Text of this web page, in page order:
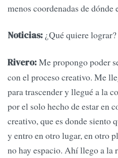
menos coordenadas de dónde
Noticias: ¿Qué quiere lograr?
Rivero:Me propongo poder
con el proceso creativo. Me
para trascender y llegué a la
por el solo hecho de estar en
creativo, que es donde siento
y entro en otro lugar, en otro
no hay espacio. Ahí llego a la